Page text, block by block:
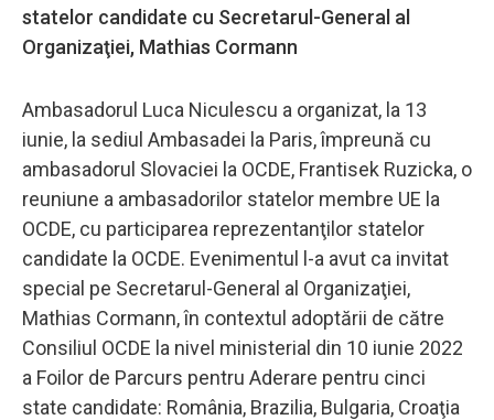
statelor candidate cu Secretarul-General al
Organizaţiei, Mathias Cormann
Ambasadorul Luca Niculescu a organizat, la 13
iunie, la sediul Ambasadei la Paris, împreună cu
ambasadorul Slovaciei la OCDE, Frantisek Ruzicka, o
reuniune a ambasadorilor statelor membre UE la
OCDE, cu participarea reprezentanţilor statelor
candidate la OCDE. Evenimentul l-a avut ca invitat
special pe Secretarul-General al Organizaţiei,
Mathias Cormann, în contextul adoptării de către
Consiliul OCDE la nivel ministerial din 10 iunie 2022
a Foilor de Parcurs pentru Aderare pentru cinci
state candidate: România, Brazilia, Bulgaria, Croaţia